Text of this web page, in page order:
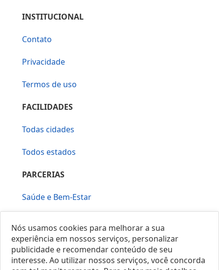
INSTITUCIONAL
Contato
Privacidade
Termos de uso
FACILIDADES
Todas cidades
Todos estados
PARCERIAS
Saúde e Bem-Estar
Nós usamos cookies para melhorar a sua
experiência em nossos serviços, personalizar
publicidade e recomendar conteúdo de seu
interesse. Ao utilizar nossos serviços, você concorda